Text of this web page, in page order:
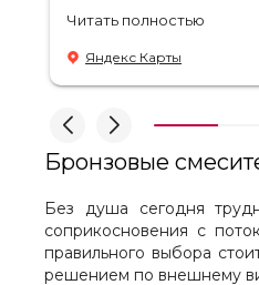
лучшую цену. Всегда
есть ответы. Доставка
время! Никаких
удовольствие от
рекомендовать не
нареканий холодными
Читать полностью
Яндекс Карты
Бронзовые
Без душа сегодня
соприкосновения с
правильного выбора
решением по внешнему